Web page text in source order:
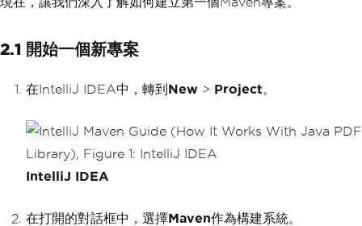
2.1 開始一個新專案
在IntelliJ IDEA中，轉到 New > Project。
IntelliJ IDEA
在打開的對話框中，選擇Maven作為構建系統。